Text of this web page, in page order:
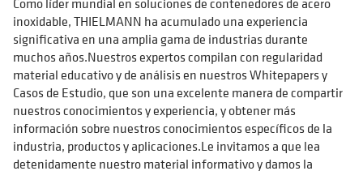
inoxidable, THIELMANN ha acumulado una experiencia
significativa en una amplia gama de industrias durante
muchos años.Nuestros expertos compilan con regularidad
material educativo y de análisis en nuestros Whitepapers y
Casos de Estudio, que son una excelente manera de compartir
nuestros conocimientos y experiencia, y obtener más
información sobre nuestros conocimientos específicos de la
industria, productos y aplicaciones.Le invitamos a que lea
detenidamente nuestro material informativo y damos la